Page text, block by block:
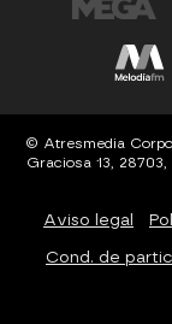
© Atresmedia
Graciosa 13,
Aviso legal
Cond. de